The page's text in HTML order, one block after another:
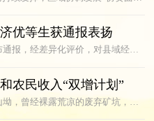
优等生获通报表扬
近日，省人民政府发布通报，经差异化评价，对县域经济高质量发展成效...
农民收入“双增计划”
沿着济南港九路驶入山坳，曾经裸露荒凉的废弃矿坑，已经变成探险乐园...